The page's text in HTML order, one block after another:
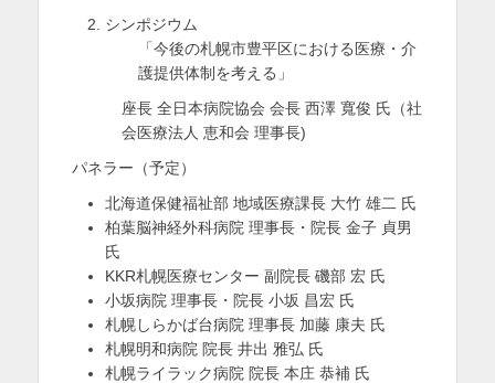
シンポジウム
「今後の札幌市豊平区における医療・介
護提供体制を考える」
座長 全日本病院協会 会長 西澤 寬俊 氏（社
会医療法人 恵和会 理事長)
パネラー（予定）
北海道保健福祉部 地域医療課長 大竹 雄二 氏
柏葉脳神経外科病院 理事長・院長 金子 貞男
氏
KKR札幌医療センター 副院長 磯部 宏 氏
小坂病院 理事長・院長 小坂 昌宏 氏
札幌しらかば台病院 理事長 加藤 康夫 氏
札幌明和病院 院長 井出 雅弘 氏
札幌ライラック病院 院長 本庄 恭補 氏